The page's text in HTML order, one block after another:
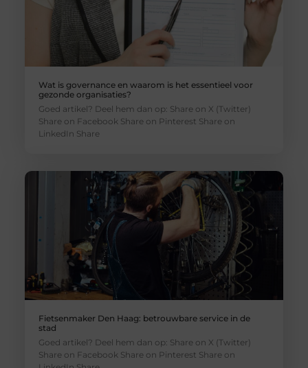
Wat is governance en waarom is het essentieel voor
gezonde organisaties?
Goed artikel? Deel hem dan op: Share on X (Twitter)
Share on Facebook Share on Pinterest Share on
LinkedIn Share
Fietsenmaker Den Haag: betrouwbare service in de
stad
Goed artikel? Deel hem dan op: Share on X (Twitter)
Share on Facebook Share on Pinterest Share on